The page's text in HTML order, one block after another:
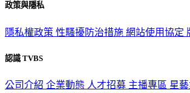
政策與隱私
隱私權政策 性騷擾防治措施 網站使用協定
認識 TVBS
公司介紹 企業動態 人才招募 主播專區 星